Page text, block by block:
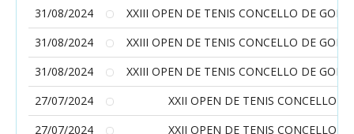
31/08/2024
XXIII OPEN DE TENIS CONCELLO DE
31/08/2024
XXIII OPEN DE TENIS CONCELLO DE
31/08/2024
XXIII OPEN DE TENIS CONCELLO DE
27/07/2024
XXII OPEN DE TENIS CONCELLO
27/07/2024
XXII OPEN DE TENIS CONCELLO